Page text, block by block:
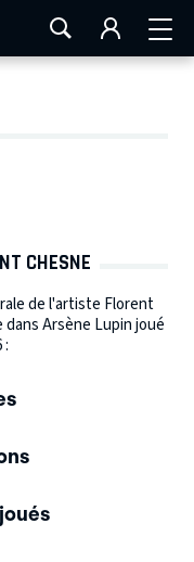
LA ROCHELLE
CHESNE
de l'artiste Florent
dans Arsène Lupin joué
: